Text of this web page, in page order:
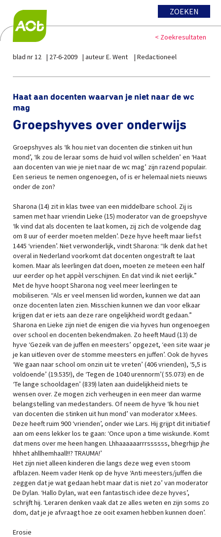
ZOEKEN
< Zoekresultaten
blad nr 12 27-6-2009 auteur E. Went Redactioneel
Haat aan docenten waarvan je niet naar de wc
mag
Groepshyves over onderwijs
Groepshyves als ‘Ik hou niet van docenten die stinken uit hun
mond’, ‘Ik zou de leraar soms de huid vol willen schelden’ en ‘Haat
aan docenten van wie je niet naar de wc mag’ zijn razend populair.
Een serieus te nemen ongenoegen, of is er helemaal niets nieuws
onder de zon?
Sharona (14) zit in klas twee van een middelbare school. Zij is
samen met haar vriendin Lieke (15) moderator van de groepshyve
‘Ik vind dat als docenten te laat komen, zij zich de volgende dag
om 8 uur of eerder moeten melden’. Deze hyve heeft maar liefst
1445 ‘vrienden’. Niet verwonderlijk, vindt Sharona: “Ik denk dat het
overal in Nederland voorkomt dat docenten ongestraft te laat
komen. Maar als leerlingen dat doen, moeten ze meteen een half
uur eerder op het appèl verschijnen. En dat vind ik niet eerlijk.”
Met de hyve hoopt Sharona nog veel meer leerlingen te
mobiliseren. “Als er veel mensen lid worden, kunnen we dat aan
onze docenten laten zien. Misschien kunnen we dan voor elkaar
krijgen dat er iets aan deze rare ongelijkheid wordt gedaan.”
Sharona en Lieke zijn niet de enigen die via hyves hun ongenoegen
over school en docenten bekendmaken. Zo heeft Maud (13) de
hyve ‘Gezeik van de juffen en meesters’ opgezet, ‘een site waar je
je kan uitleven over de stomme meesters en juffen’. Ook de hyves
‘We gaan naar school om onzin uit te vreten’ (406 vrienden), ‘5,5 is
voldoende’ (19.535!), de ‘Tegen de 1040 urennorm’( 55.073) en de
‘Te lange schooldagen’ (839) laten aan duidelijkheid niets te
wensen over. Ze mogen zich verheugen in een meer dan warme
belangstelling van medestanders. Of neem de hyve ‘Ik hou niet
van docenten die stinken uit hun mond’ van moderator x.Mees.
Deze heeft ruim 900 ‘vrienden’, onder wie Lars. Hij grijpt dit initiatief
aan om eens lekker los te gaan: ‘Once upon a time wiskunde. Komt
dat mens over me heen hangen. Lhhaaaaaarrrssssss, bhegrhijp jhe
hhhet ahllhemhaall!!? TRAUMA!’
Het zijn niet alleen kinderen die langs deze weg even stoom
afblazen. Neem vader Henk op de hyve ‘Anti meesters/juffen die
zeggen dat je wat gedaan hebt maar dat is niet zo’ van moderator
De Dylan. ‘Hallo Dylan, wat een fantastisch idee deze hyves’,
schrijft hij. ‘Leraren denken vaak dat ze alles weten en zijn soms zo
dom, dat je je afvraagt hoe ze ooit examen hebben kunnen doen’.
Erosie